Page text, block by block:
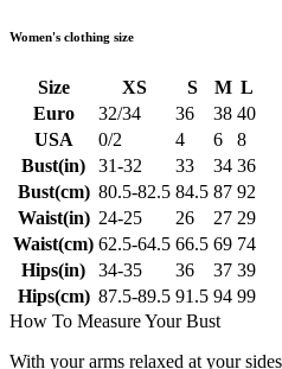
Women's clothing size
Size XS S M L
Euro
32/34 36 38 40
USA
0/2 4 6
8
Bust(in)
31-32 33 34 36
Bust(cm) 80.5-82.5 84.5 87 92
Waist(in) 24-25 26 27 29
Waist(cm) 62.5-64.5 66.5 69 74
Hips(in)
34-35 36 37 39
Hips(cm) 87.5-89.5 91.5 94 99
How To Measure Your Bust
With your arms relaxed at your